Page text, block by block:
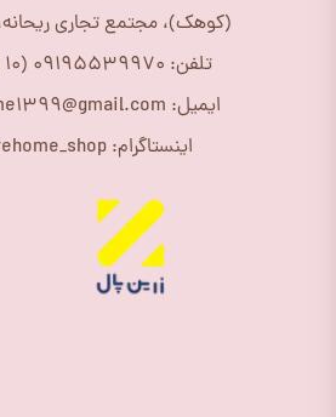
(کوهک)، مجتمع تجاری
تلفن: 09195539970 (10 الی 18 )
ایمیل: purehome1399@gmail.com
اینستاگرام: purehome_shop@